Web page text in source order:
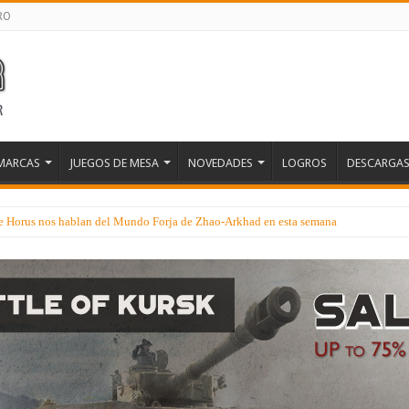
JUEGOS DE MESA NOVEDADES LOGROS DESCARGAS
nos hablan del Mundo Forja de Zhao-Arkhad en esta semana